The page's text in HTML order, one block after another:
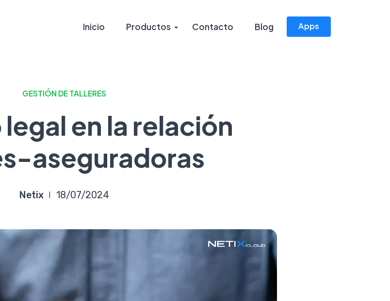
Inicio Productos Contacto Blog Apps
GESTIÓN DE TALLERES
legal en la relación
aseguradoras
Netix 18/07/2024